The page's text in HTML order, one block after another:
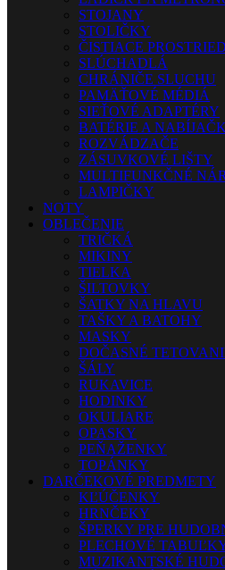
STOJANY
STOLIČKY
ČISTIACE
SLÚCHADLÁ
CHRÁNIČE SLUCHU
PAMÄŤOVÉ MÉDIÁ
SIEŤOVÉ ADAPTÉRY
BATÉRIE A
ROZVÁDZAČE
ZÁSUVKOVÉ LIŠTY
MULTIFUNKČNÉ
LAMPIČKY
NOTY
OBLEČENIE
TRIČKÁ
MIKINY
TIELKA
ŠILTOVKY
ŠATKY NA HLAVU
TAŠKY A BATOHY
MASKY
DOČASNÉ
ŠÁLY
RUKAVICE
HODINKY
OKULIARE
OPASKY
PEŇAŽENKY
TOPÁNKY
DARČEKOVÉ PREDMETY
KĽÚČENKY
HRNČEKY
ŠPERKY PRE
PLECHOVÉ
MUZIKANTSKÉ